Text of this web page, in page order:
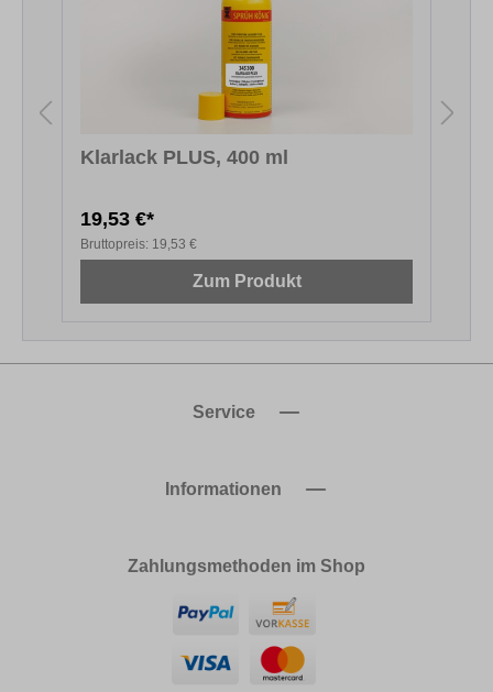
Klarlack PLUS, 400 ml
19,53 €*
Bruttopreis: 19,53 €
Zum Produkt
Service
Informationen
Zahlungsmethoden im Shop